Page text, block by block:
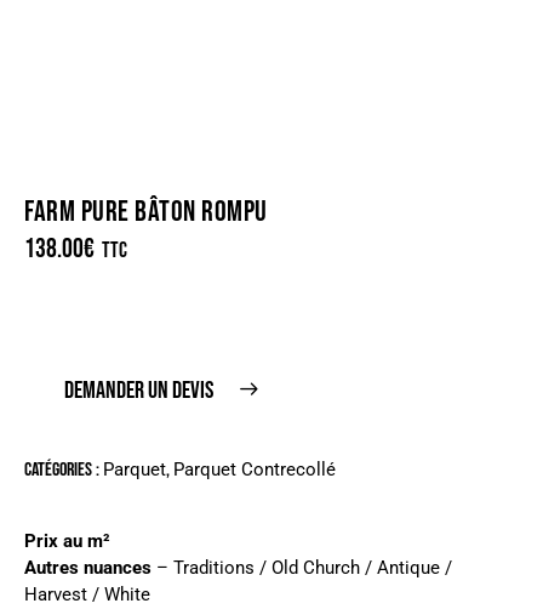
FARM PURE BÂTON ROMPU
138.00€ TTC
DEMANDER UN DEVIS
Catégories : Parquet, Parquet Contrecollé
Prix au m²
Autres nuances – Traditions / Old Church / Antique /
Harvest / White